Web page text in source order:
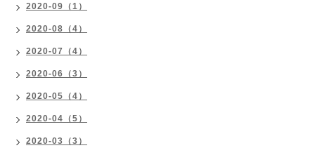
2020-09（1）
2020-08（4）
2020-07（4）
2020-06（3）
2020-05（4）
2020-04（5）
2020-03（3）